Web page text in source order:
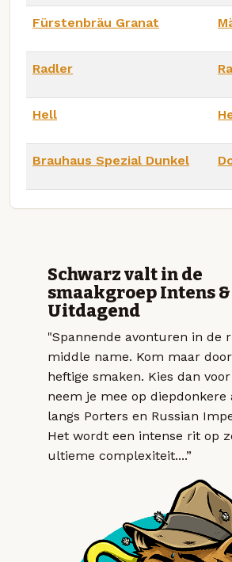
Fürstenbräu Granat
Radler
Hell
Brauhaus Spezial Dunkel
Schwarz valt in de
smaakgroep Intens &
Uitdagend
"Spannende avonturen in de
middle name. Kom maar
heftige smaken. Kies dan
neem je mee op diepdonkere
langs Porters en Russian
Het wordt een intense rit op
ultieme complexiteit....”